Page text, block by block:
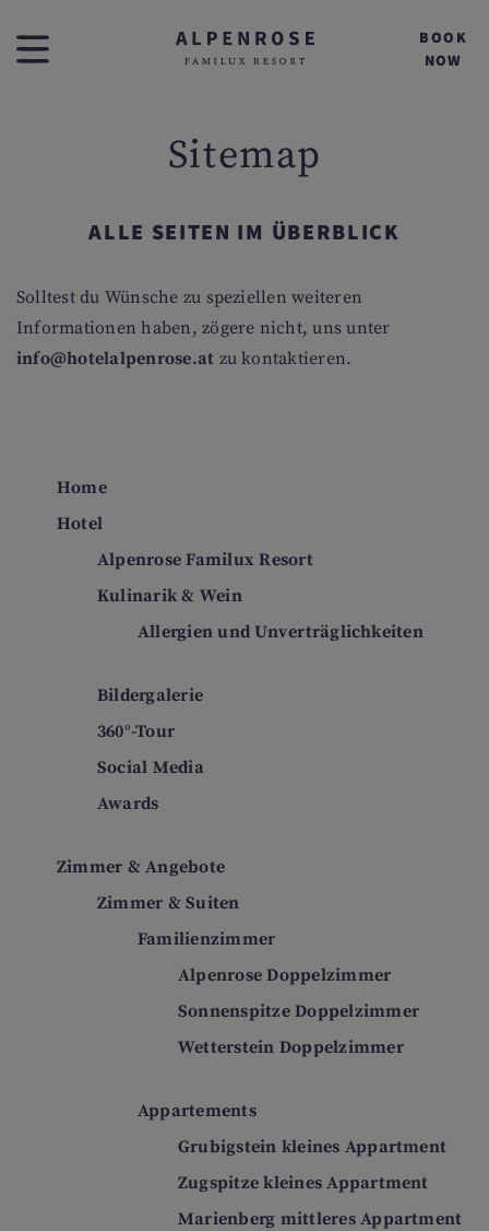
BOOK
NOW
Sitemap
ALLE SEITEN IM ÜBERBLICK
Solltest du Wünsche zu speziellen weiteren
Informationen haben, zögere nicht, uns unter
info@hotelalpenrose.at zu kontaktieren.
Home
Hotel
Alpenrose Familux Resort
Kulinarik & Wein
Allergien und Unverträglichkeiten
Bildergalerie
360°-Tour
Social Media
Awards
Zimmer & Angebote
Zimmer & Suiten
Familienzimmer
Alpenrose Doppelzimmer
Sonnenspitze Doppelzimmer
Wetterstein Doppelzimmer
Appartements
Grubigstein kleines Appartment
Zugspitze kleines Appartment
Marienberg mittleres Appartment